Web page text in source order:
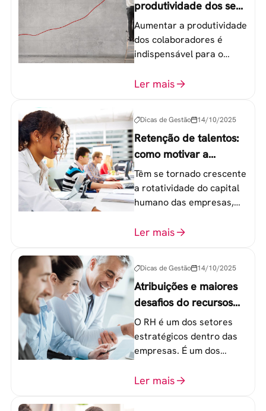
produtividade dos seus
colaboradores
Aumentar a produtividade
dos colaboradores é
indispensável para o
equipe de trabalho. 6
Ler mais
Dicas de Gestão 14/10/2025
Retenção de talentos:
como motivar a
geração Y nas
empresas?
Têm se tornado crescente
a rotatividade do capital
humano das empresas,
colaboradores na faixa de
Ler mais
Dicas de Gestão 14/10/2025
Atribuições e maiores
desafios do recursos
humanos em uma
empresa
O RH é um dos setores
estratégicos dentro das
empresas. É um dos
o atingimento das metas
Ler mais